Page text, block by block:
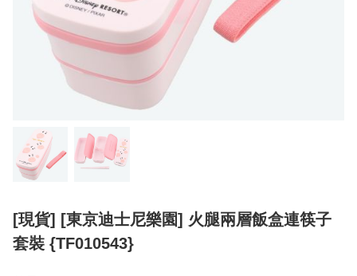
[現貨] [東京迪士尼樂園] 火腿兩層飯盒連筷子
套裝 {TF010543}